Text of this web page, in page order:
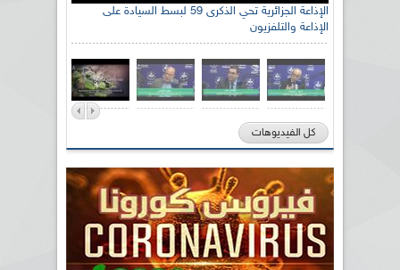
الإذاعة الجزائرية تحي الذكرى 59 لبسط السيادة على
الإذاعة والتلفزيون
كل الفيديوهات